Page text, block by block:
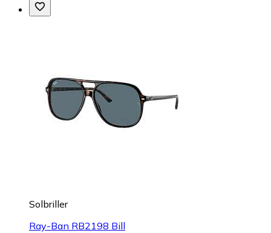
Solbriller
Ray-Ban RB2198 Bill